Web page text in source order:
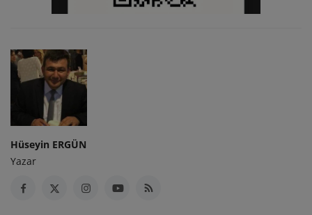
Hüseyin ERGÜN
Yazar